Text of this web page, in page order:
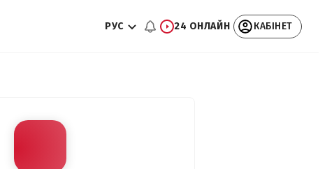
РУС 24 ОНЛАЙН КАБІНЕТ